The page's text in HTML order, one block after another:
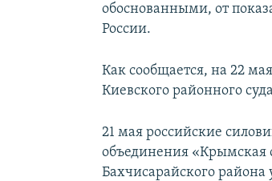
обоснованными, от
России.
Как сообщается, на 22
Киевского районного
21 мая российские
объединения «Крымская
Бахчисарайского района